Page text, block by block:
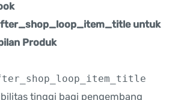
untuk
Produk
tinggi bagi pengembang